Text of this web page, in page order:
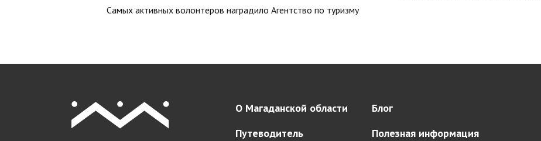
Самых активных волонтеров наградило Агентство по туризму
О Магаданской области
Путеводитель
Блог
Полезная информация